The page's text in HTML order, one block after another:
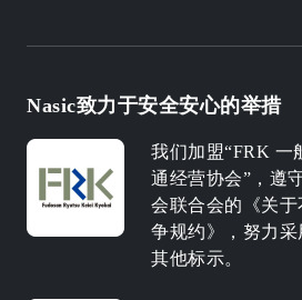
Nasic致力于安全安心的举措
我们加盟“FRK 一
通经营协会”，遵
会联合会的《关
争规约》，努力
其他标示。